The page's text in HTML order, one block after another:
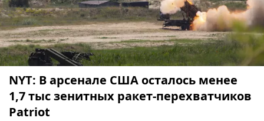
NYT: В арсенале США осталось менее
1,7 тыс зенитных ракет-перехватчиков
Patriot